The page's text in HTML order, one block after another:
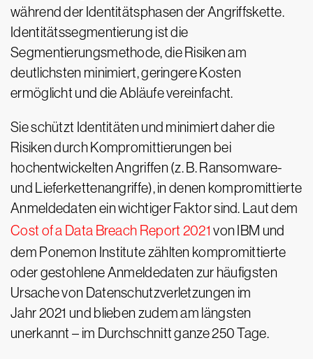
während der Identitätsphasen der Angriffskette.
Identitätssegmentierung ist die
Segmentierungsmethode, die Risiken am
deutlichsten minimiert, geringere Kosten
ermöglicht und die Abläufe vereinfacht.
Sie schützt Identitäten und minimiert daher die
Risiken durch Kompromittierungen bei
hochentwickelten Angriffen (z. B. Ransomware-
und Lieferkettenangriffe), in denen kompromittierte
Anmeldedaten ein wichtiger Faktor sind. Laut dem
Cost of a Data Breach Report 2021 von IBM und
dem Ponemon Institute zählten kompromittierte
oder gestohlene Anmeldedaten zur häufigsten
Ursache von Datenschutzverletzungen im
Jahr 2021 und blieben zudem am längsten
unerkannt – im Durchschnitt ganze 250 Tage.